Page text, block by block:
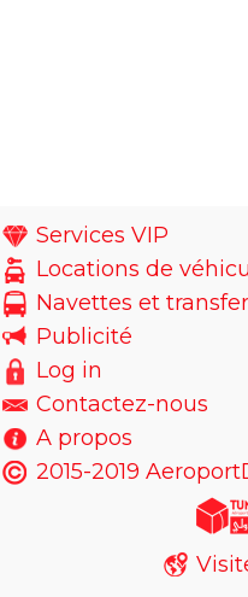
Services VIP
Locations de
Navettes et
Publicité
Log in
Contactez-nous
A propos
2015-2019